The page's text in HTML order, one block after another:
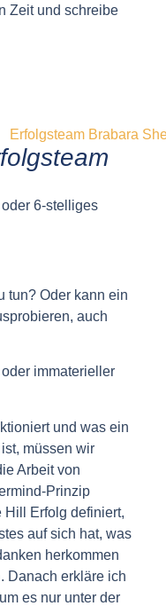
Zeit und schreibe
6-stelliges
tun? Oder kann ein
auch
immaterieller
und was ein
müssen wir
Arbeit von
Prinzip
Hill Erfolg definiert,
auf sich hat, was
herkommen
Danach erkläre ich
es nur unter der